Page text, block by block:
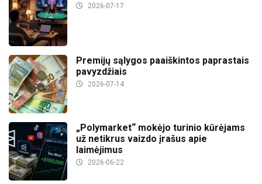
2026-07-17
Premijų sąlygos paaiškintos paprastais
pavyzdžiais
2026-07-14
„Polymarket“ mokėjo turinio kūrėjams
už netikrus vaizdo įrašus apie
laimėjimus
2026-06-22